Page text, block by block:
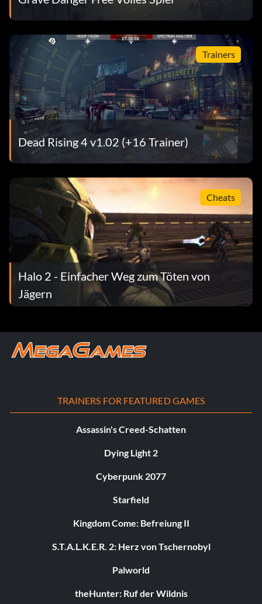
Trainers
Dead Rising 4 v1.02 (+16 Trainer)
Cheats
Halo 2 - Einfacher Weg zum Töten von
Jägern
TRAINERS FOR FEATURED GAMES
Assassin's Creed-Schatten
Dying Light 2
Cyberpunk 2077
Starfield
Kingdom Come: Befreiung II
S.T.A.L.K.E.R. 2: Herz von Tschernobyl
Palworld
theHunter: Ruf der Wildnis